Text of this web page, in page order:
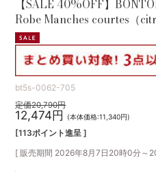
【SALE 40%OFF】
Robe Manches courtes（
bt5s-0062-705
定価20,790円
12,474円 (本体価格:11,340円)
[113ポイント進呈 ]
[ 販売期間 2026年8月7日20時0分～